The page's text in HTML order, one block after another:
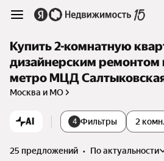
Купить 2-комнатную
дизайнерским ремонтом
метро МЦД
Москва и МО
AI 4 Фильтры 2 комн.
25 предложений •
по актуальности